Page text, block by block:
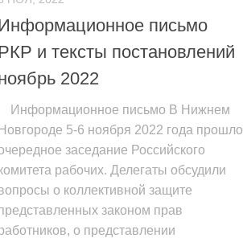
письмо
и тексты постановлений
2022
Информационное письмо В Нижнем
Новгороде 5-6 ноября 2022 года прошло
заседание Российского
рабочих. Делегаты обсудили
о коллективной защите
законом прав
о представлении